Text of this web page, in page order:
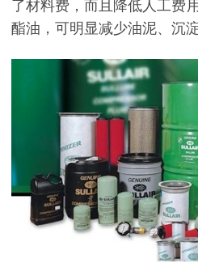
了材料费，而且降低人工费
酯油，可明显减少油泥、沉